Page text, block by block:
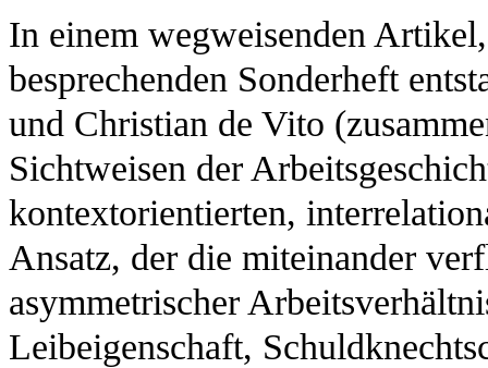
In einem wegweisenden
besprechenden Sonderheft
und Christian de Vito
Sichtweisen der
kontextorientierten,
Ansatz, der die miteinander
asymmetrischer
Leibeigenschaft,